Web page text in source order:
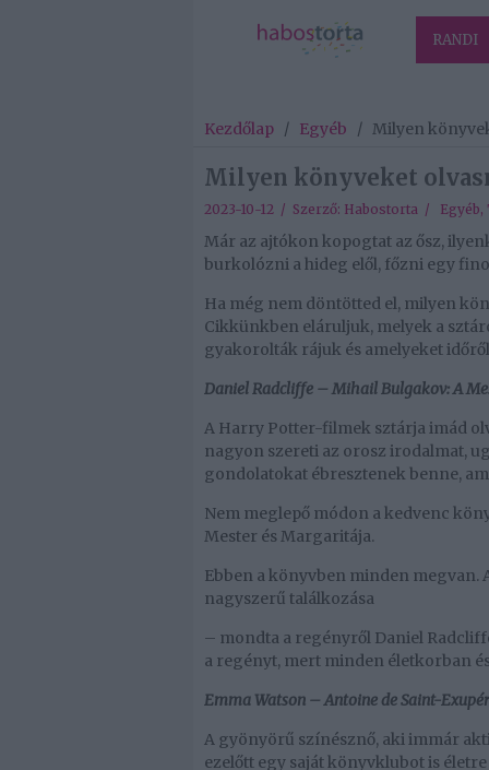
RANDI
Kezdőlap / Egyéb / Milyen
Milyen könyveket
2023-10-12 / Szerző: Habostorta / Egyéb,
Már az ajtókon kopogtat az ősz,
burkolózni a hideg elől, főzni egy
Ha még nem döntötted el, milyen
Cikkünkben eláruljuk, melyek a
gyakorolták rájuk és amelyeket
Daniel Radcliffe – Mihail Bulgakov: A
A Harry Potter-filmek sztárja imád
nagyon szereti az orosz irodalmat,
gondolatokat ébresztenek benne,
Nem meglepő módon a kedvenc
Mester és Margaritája.
Ebben a könyvben minden megvan.
nagyszerű találkozása
– mondta a regényről Daniel
a regényt, mert minden életkorban
Emma Watson – Antoine de Saint-
A gyönyörű színésznő, aki immár
ezelőtt egy saját könyvklubot is